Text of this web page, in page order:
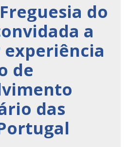
do
a
de
das